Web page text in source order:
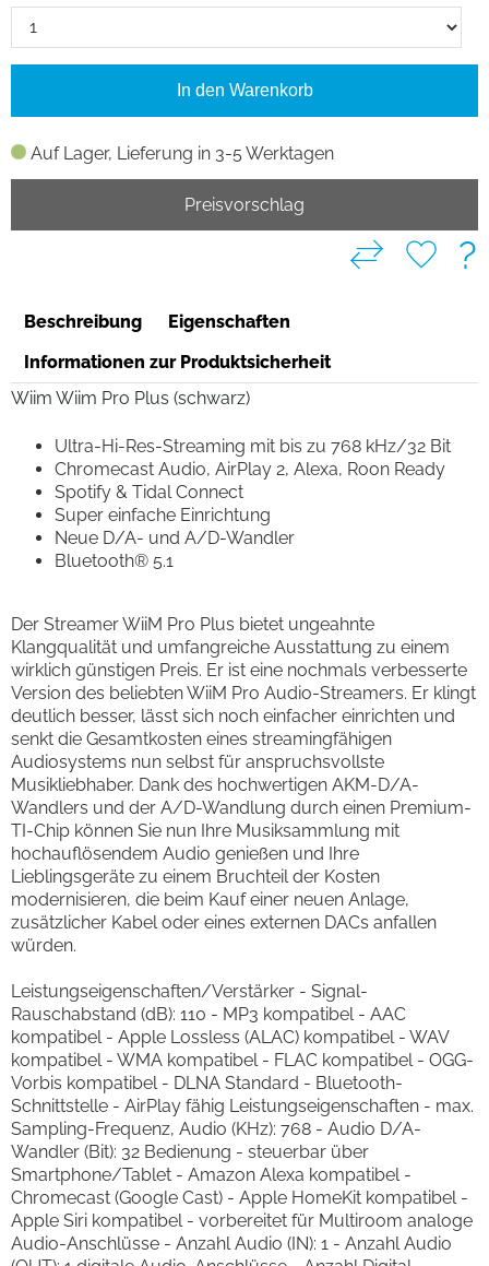
Auf Lager, Lieferung in 3-5 Werktagen
In den Warenkorb
Preisvorschlag
?
Beschreibung
Eigenschaften
Informationen zur Produktsicherheit
Wiim Wiim Pro Plus (schwarz)
Ultra-Hi-Res-Streaming mit bis zu 768 kHz/32 Bit
Chromecast Audio, AirPlay 2, Alexa, Roon Ready
Spotify & Tidal Connect
Super einfache Einrichtung
Neue D/A- und A/D-Wandler
Bluetooth® 5.1
Der Streamer WiiM Pro Plus bietet ungeahnte
Klangqualität und umfangreiche Ausstattung zu einem
wirklich günstigen Preis. Er ist eine nochmals verbesserte
Version des beliebten WiiM Pro Audio-Streamers. Er klingt
deutlich besser, lässt sich noch einfacher einrichten und
senkt die Gesamtkosten eines streamingfähigen
Audiosystems nun selbst für anspruchsvollste
Musikliebhaber. Dank des hochwertigen AKM-D/A-
Wandlers und der A/D-Wandlung durch einen Premium-
TI-Chip können Sie nun Ihre Musiksammlung mit
hochauflösendem Audio genießen und Ihre
Lieblingsgeräte zu einem Bruchteil der Kosten
modernisieren, die beim Kauf einer neuen Anlage,
zusätzlicher Kabel oder eines externen DACs anfallen
würden.
Leistungseigenschaften/Verstärker - Signal-
Rauschabstand (dB): 110 - MP3 kompatibel - AAC
kompatibel - Apple Lossless (ALAC) kompatibel - WAV
kompatibel - WMA kompatibel - FLAC kompatibel - OGG-
Vorbis kompatibel - DLNA Standard - Bluetooth-
Schnittstelle - AirPlay fähig Leistungseigenschaften - max.
Sampling-Frequenz, Audio (KHz): 768 - Audio D/A-
Wandler (Bit): 32 Bedienung - steuerbar über
Smartphone/Tablet - Amazon Alexa kompatibel -
Chromecast (Google Cast) - Apple HomeKit kompatibel -
Apple Siri kompatibel - vorbereitet für Multiroom analoge
Audio-Anschlüsse - Anzahl Audio (IN): 1 - Anzahl Audio